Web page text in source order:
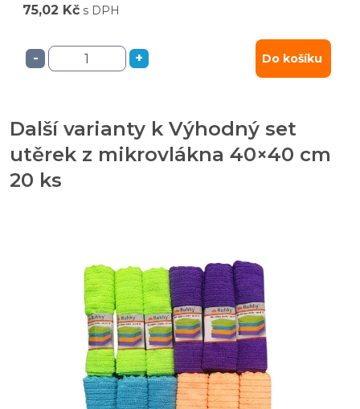
75,02 Kč s DPH
- + Do košíku
Další varianty k Výhodný set
utěrek z mikrovlákna 40×40 cm
20 ks